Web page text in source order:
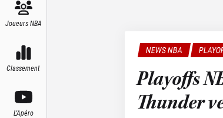
Joueurs NBA
Classement
L'Apéro
NEWS NBA
Playoffs
Thunder